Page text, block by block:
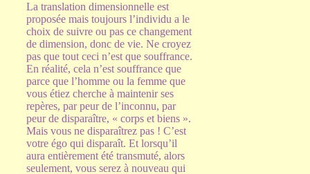
La translation dimensionnelle est
proposée mais toujours l’individu a le
choix de suivre ou pas ce changement
de dimension, donc de vie. Ne croyez
pas que tout ceci n’est que souffrance.
En réalité, cela n’est souffrance que
parce que l’homme ou la femme que
vous étiez cherche à maintenir ses
repères, par peur de l’inconnu, par
peur de disparaître, « corps et biens ».
Mais vous ne disparaîtrez pas ! C’est
votre égo qui disparaît. Et lorsqu’il
aura entièrement été transmuté, alors
seulement, vous serez à nouveau qui